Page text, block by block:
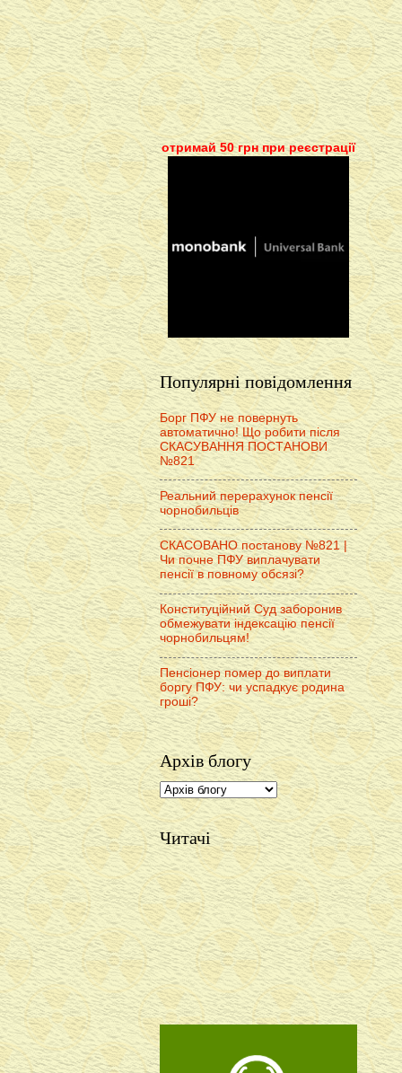
отримай 50 грн при реєстрації
Популярні повідомлення
Борг ПФУ не повернуть
автоматично! Що робити після
СКАСУВАННЯ ПОСТАНОВИ
№821
Реальний перерахунок пенсії
чорнобильців
СКАСОВАНО постанову №821 |
Чи почне ПФУ виплачувати
пенсії в повному обсязі?
Конституційний Суд заборонив
обмежувати індексацію пенсії
чорнобильцям!
Пенсіонер помер до виплати
боргу ПФУ: чи успадкує родина
гроші?
Архів блогу
Читачі